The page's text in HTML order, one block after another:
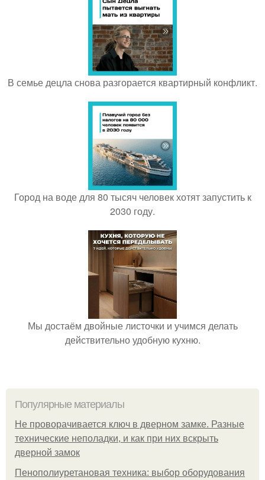
В семье децла снова разгорается квартирный конфликт.
Город на воде для 80 тысяч человек хотят запустить к
2030 году.
Мы достаём двойные листочки и учимся делать
действительно удобную кухню.
Популярные материалы
Не проворачивается ключ в дверном замке. Разные
технические неполадки, и как при них вскрыть
дверной замок
Пенополиуретановая техника: выбор оборудования